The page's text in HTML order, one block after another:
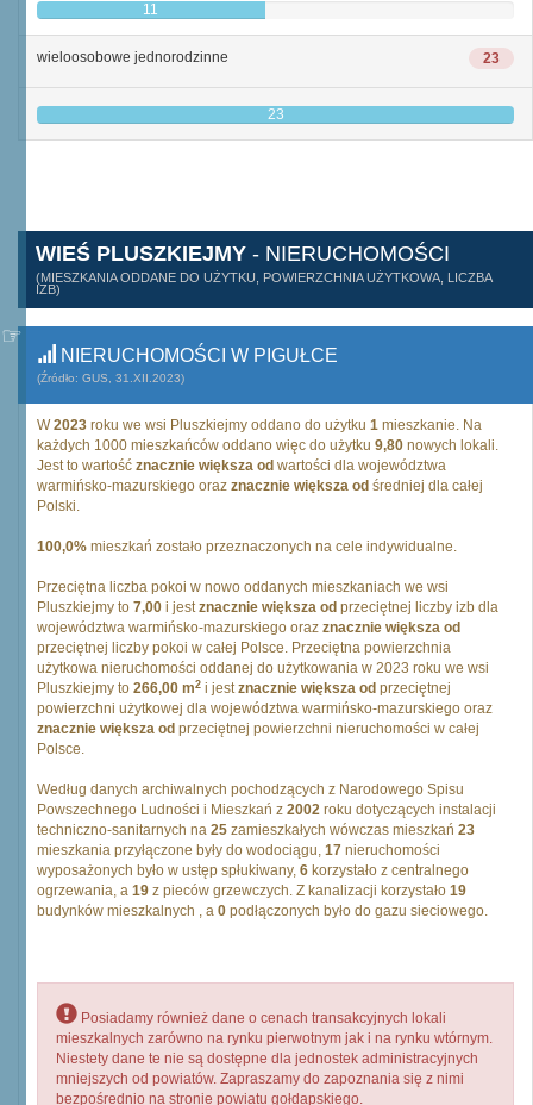
11
23
wieloosobowe jednorodzinne
23
WIEŚ PLUSZKIEJMY - NIERUCHOMOŚCI
(MIESZKANIA ODDANE DO UŻYTKU, POWIERZCHNIA UŻYTKOWA, LICZBA
IZB)
NIERUCHOMOŚCI W PIGUŁCE
(Źródło: GUS, 31.XII.2023)
W2023 roku we wsi Pluszkiejmy oddano do użytku 1 mieszkanie. Na
każdych 1000 mieszkańców oddano więc do użytku 9,80 nowych lokali.
Jest to wartość znacznie większa od wartości dla województwa
warmińsko-mazurskiego oraz znacznie większa od średniej dla całej
Polski.
100,0% mieszkań zostało przeznaczonych na cele indywidualne.
Przeciętna liczba pokoi w nowo oddanych mieszkaniach we wsi
Pluszkiejmy to 7,00 i jestznacznie większa od przeciętnej liczby izb dla
województwa warmińsko-mazurskiego oraz znacznie większa od
przeciętnej liczby pokoi w całej Polsce. Przeciętna powierzchnia
użytkowa nieruchomości oddanej do użytkowania w 2023 roku we wsi
Pluszkiejmy to 266,00 m2 i jestznacznie większa od przeciętnej
powierzchni użytkowej dla województwa warmińsko-mazurskiego oraz
znacznie większa od przeciętnej powierzchni nieruchomości w całej
Polsce.
Według danych archiwalnych pochodzących z Narodowego Spisu
Powszechnego Ludności i Mieszkań z 2002 roku dotyczących instalacji
techniczno-sanitarnych na 25 zamieszkałych wówczas mieszkań 23
mieszkania przyłączone były do wodociągu, 17 nieruchomości
wyposażonych było w ustęp spłukiwany, 6 korzystało z centralnego
ogrzewania, a 19 z pieców grzewczych. Z kanalizacji korzystało 19
budynków mieszkalnych , a 0 podłączonych było do gazu sieciowego.
Posiadamy również dane o cenach transakcyjnych lokali
mieszkalnych zarówno na rynku pierwotnym jak i na rynku wtórnym.
Niestety dane te nie są dostępne dla jednostek administracyjnych
mniejszych od powiatów. Zapraszamy do zapoznania się z nimi
bezpośrednio na stronie powiatu gołdapskiego.